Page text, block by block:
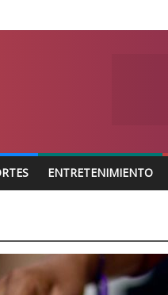
ENTRETENIMIENTO